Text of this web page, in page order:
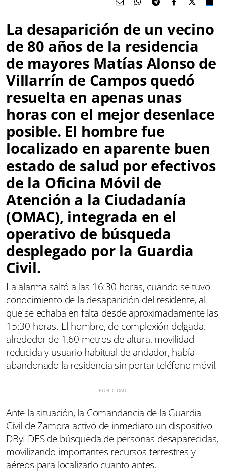
La desaparición de un vecino
de 80 años de la residencia
de mayores Matías Alonso de
Villarrín de Campos quedó
resuelta en apenas unas
horas con el mejor desenlace
posible. El hombre fue
localizado en aparente buen
estado de salud por efectivos
de la Oficina Móvil de
Atención a la Ciudadanía
(OMAC), integrada en el
operativo de búsqueda
desplegado por la Guardia
Civil.
La alarma saltó a las 16:30 horas, cuando se tuvo
conocimiento de la desaparición del residente, al
que se echaba en falta desde aproximadamente las
15:30 horas. El hombre, de complexión delgada,
alrededor de 1,60 metros de altura, movilidad
reducida y usuario habitual de andador, había
abandonado la residencia sin portar teléfono móvil.
Ante la situación, la Comandancia de la Guardia
Civil de Zamora activó de inmediato un dispositivo
DByLDES de búsqueda de personas desaparecidas,
movilizando importantes recursos terrestres y
aéreos para localizarlo cuanto antes.